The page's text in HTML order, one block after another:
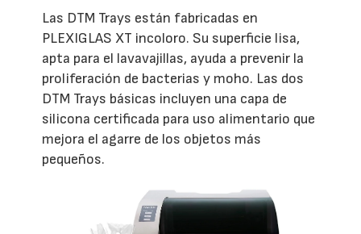
Las DTM Trays están fabricadas en
PLEXIGLAS XT incoloro. Su superficie lisa,
apta para el lavavajillas, ayuda a prevenir la
proliferación de bacterias y moho. Las dos
DTM Trays básicas incluyen una capa de
silicona certificada para uso alimentario que
mejora el agarre de los objetos más
pequeños.